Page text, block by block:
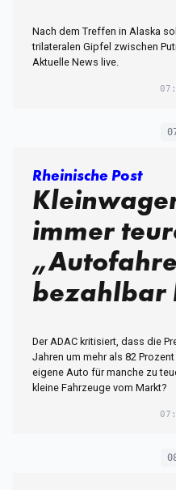
Nach dem Treffen in Alaska
trilateralen Gipfel zwischen
Aktuelle News live.
Rheinische Post
immer
bezahlbar
Der ADAC kritisiert, dass die
Jahren um mehr als 82
eigene Auto für manche zu
kleine Fahrzeuge vom Markt?